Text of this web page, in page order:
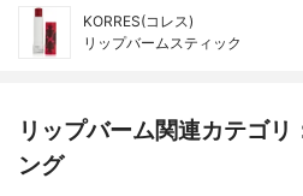
KORRES(コレス)
リップバームスティック
リップバーム関連カテゴ
ング